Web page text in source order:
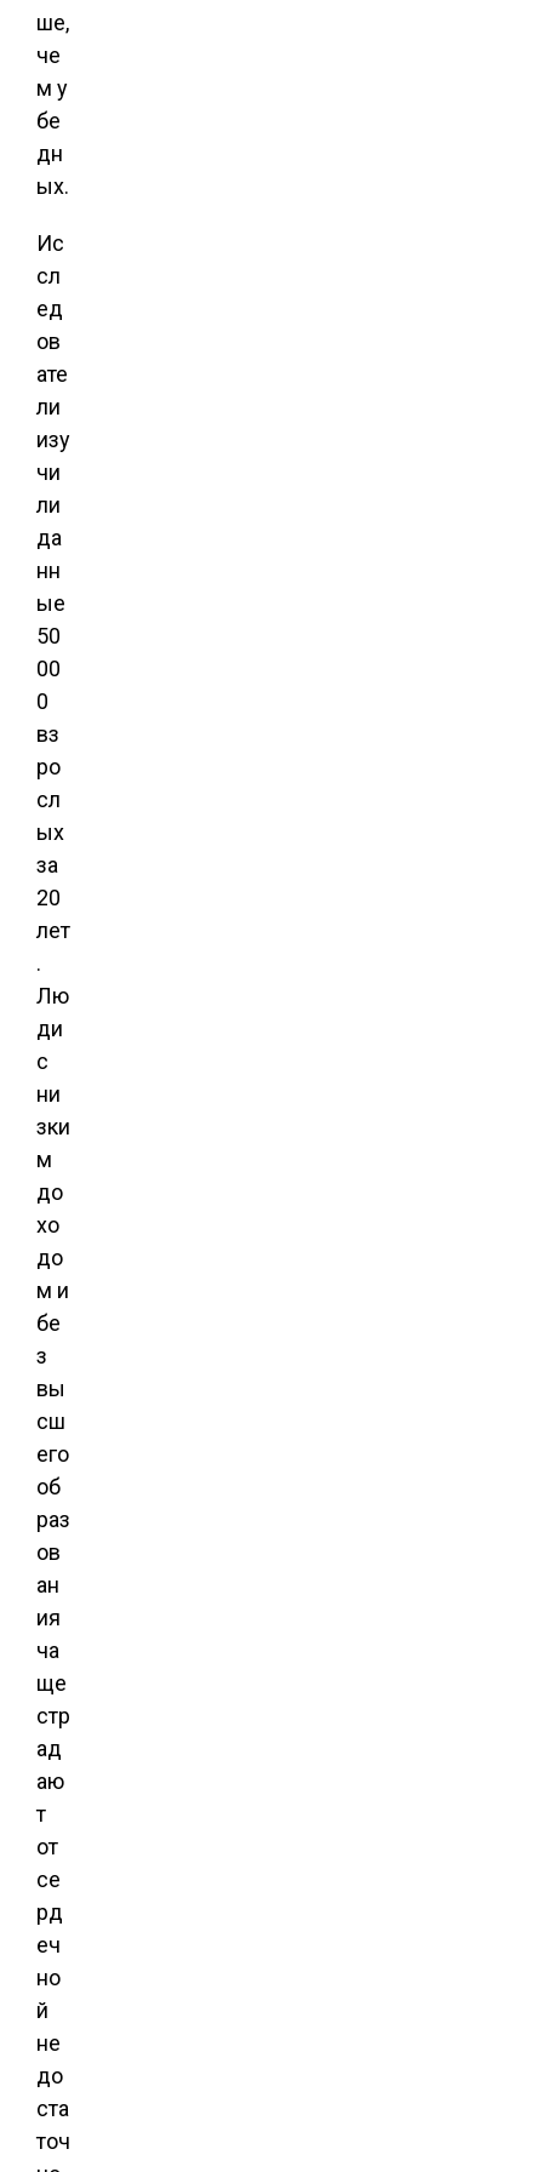
ше,
че
м у
бе
дн
ых.
Ис
сл
ед
ов
ате
ли
изу
чи
ли
да
нн
ые
50
00
0
вз
ро
сл
ых
за
20
лет
.
Лю
ди
с
ни
зки
м
до
хо
до
м и
бе
з
вы
сш
его
об
раз
ов
ан
ия
ча
ще
стр
ад
аю
т
от
се
рд
еч
но
й
не
до
ста
точ